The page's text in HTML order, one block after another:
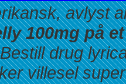
avlyst
100mg på
Bestill drug
villesel